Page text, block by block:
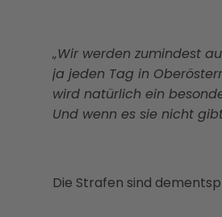
„Wir werden zumindest
ja jeden Tag in
wird natürlich ein
Und wenn es sie nicht
Die Strafen sind